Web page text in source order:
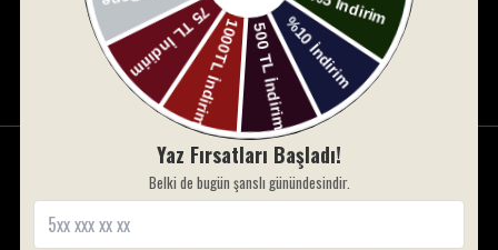
Kayıt Ol
Hesabım Sayfası
Hesap Oluştur
Yaz Fırsatları Başladı!
Belki de bugün şanslı günündesindir.